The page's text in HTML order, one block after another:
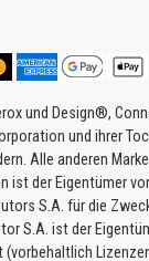
und Design®,
und ihrer
Alle anderen
ist der Eigentümer
S.A. für die
S.A. ist der
(vorbehaltlich